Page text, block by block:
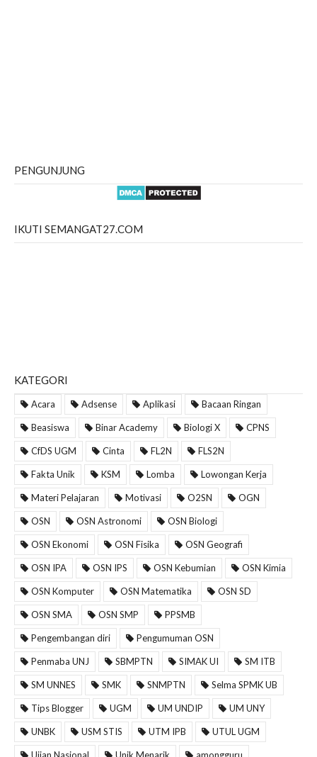
PENGUNJUNG
IKUTI SEMANGAT27.COM
KATEGORI
Acara Adsense Aplikasi Bacaan Ringan
Beasiswa Binar Academy Biologi X CPNS
CfDS UGM Cinta FL2N FLS2N
Fakta Unik KSM Lomba Lowongan Kerja
Materi Pelajaran Motivasi O2SN OGN
OSN OSN Astronomi OSN Biologi
OSN Ekonomi OSN Fisika OSN Geografi
OSN IPA OSN IPS OSN Kebumian OSN Kimia
OSN Komputer OSN Matematika OSN SD
OSN SMA OSN SMP PPSMB
Pengembangan diri Pengumuman OSN
Penmaba UNJ SBMPTN SIMAK UI SM ITB
SM UNNES SMK SNMPTN Selma SPMK UB
Tips Blogger UGM UM UNDIP UM UNY
UNBK USM STIS UTM IPB UTUL UGM